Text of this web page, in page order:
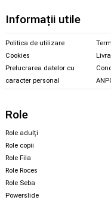
Informații utile
Politica de utilizare
Cookies
Prelucrarea datelor cu
caracter personal
Role
Role adulți
Role copii
Role Fila
Role Roces
Role Seba
Powerslide